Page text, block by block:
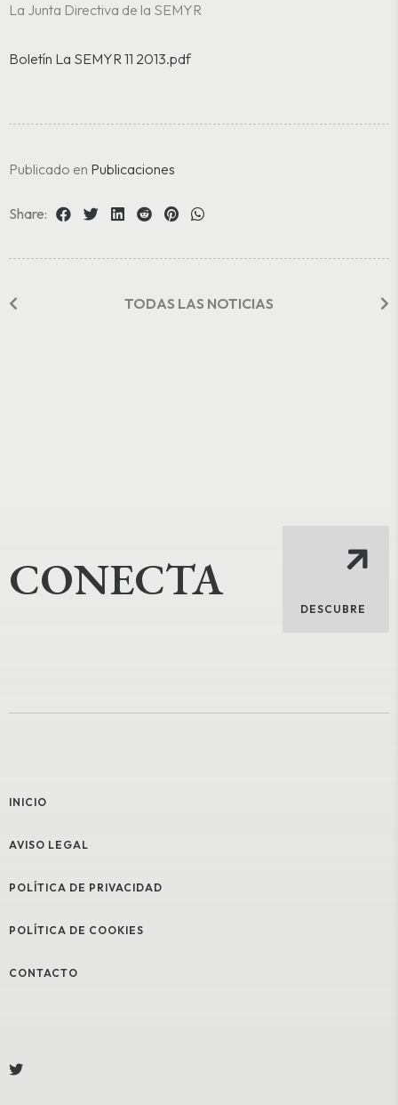
La Junta Directiva de la SEMYR
Boletín La SEMYR 11 2013.pdf
Publicado en Publicaciones
Share:
TODAS LAS NOTICIAS
CONECTA
DESCUBRE
INICIO
AVISO LEGAL
POLÍTICA DE PRIVACIDAD
POLÍTICA DE COOKIES
CONTACTO